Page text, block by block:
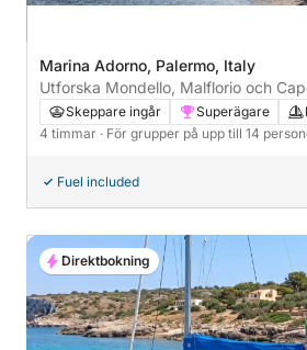
Marina Adorno, Palermo, Italy
Utforska Mondello, Malflorio och
dagSkeppare ingår Superägare
4 timmar · För grupper på upp till 14
Fuel included
Direktbokning